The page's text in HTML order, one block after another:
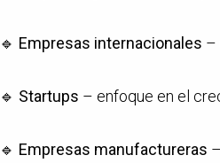
🔹 Empresas internacionales –
🔹 Startups – enfoque en el
🔹 Empresas manufactureras